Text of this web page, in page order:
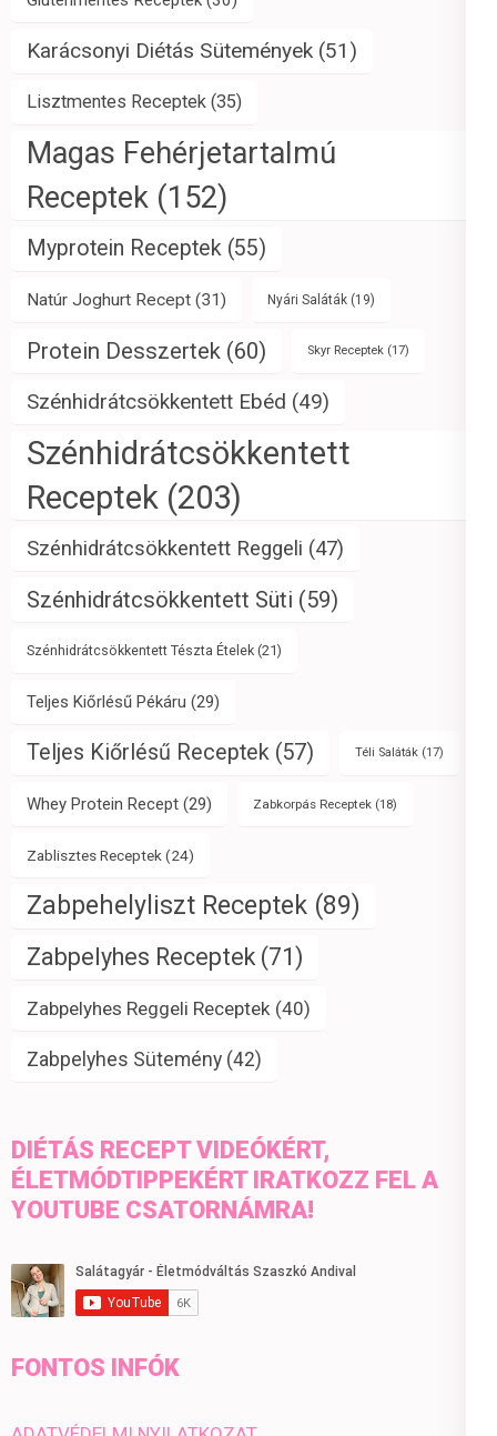
Karácsonyi Diétás Sütemények (51)
Lisztmentes Receptek (35)
Magas Fehérjetartalmú
Receptek (152)
Myprotein Receptek (55)
Natúr Joghurt Recept (31) Nyári Saláták (19)
Protein Desszertek (60) Skyr Receptek (17)
Szénhidrátcsökkentett Ebéd (49)
Szénhidrátcsökkentett
Receptek (203)
Szénhidrátcsökkentett Reggeli (47)
Szénhidrátcsökkentett Süti (59)
Szénhidrátcsökkentett Tészta Ételek (21)
Teljes Kiőrlésű Pékáru (29)
Teljes Kiőrlésű Receptek (57) Téli Saláták (17)
Whey Protein Recept (29) Zabkorpás Receptek (18)
Zablisztes Receptek (24)
Zabpehelyliszt Receptek (89)
Zabpelyhes Receptek (71)
Zabpelyhes Reggeli Receptek (40)
Zabpelyhes Sütemény (42)
DIÉTÁS RECEPT VIDEÓKÉRT,
ÉLETMÓDTIPPEKÉRT IRATKOZZ FEL A
YOUTUBE CSATORNÁMRA!
FONTOS INFÓK